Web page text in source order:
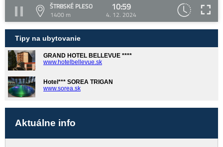
ŠTRBSKÉ PLESO
1400 m
10:59
4. 12. 2024
Tipy na ubytovanie
GRAND HOTEL BELLEVUE ****
www.hotelbellevue.sk
Hotel*** SOREA TRIGAN
www.sorea.sk
Aktuálne info